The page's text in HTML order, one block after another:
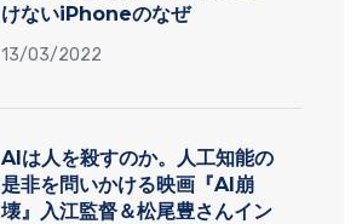
けないiPhoneのなぜ
13/03/2022
AIは人を殺すのか。人工知能の
是非を問いかける映画『AI崩
壊』入江監督＆松尾豊さんイン